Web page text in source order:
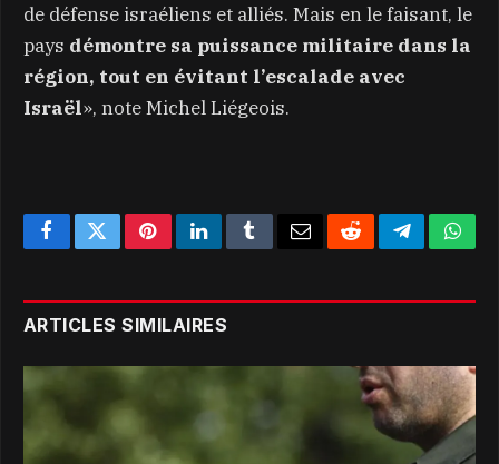
de défense israéliens et alliés. Mais en le faisant, le
pays démontre sa puissance militaire dans la
région, tout en évitant l’escalade avec
Israël», note Michel Liégeois.
FacebookTwitterPinterestLinkedInTumblr EmailRedditTelegram
ARTICLES SIMILAIRES